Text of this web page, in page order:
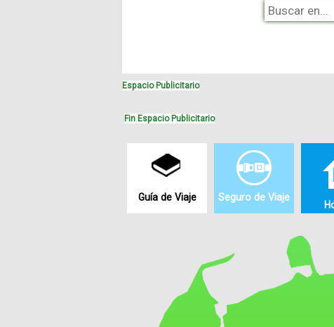
Espacio Publicitario
Fin Espacio Publicitario
Guía de Viaje Seguro de Viaje